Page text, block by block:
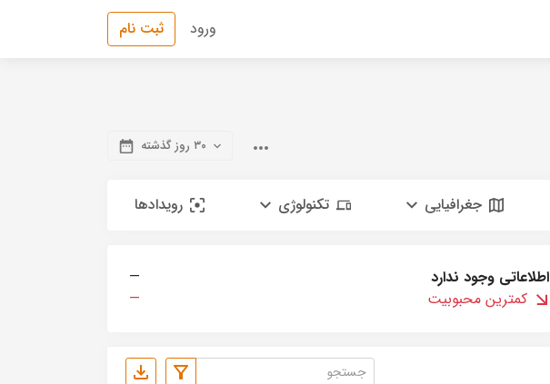
ورود ثبت نام
۳۰ روز گذشته
جغرافیایی تکنولوژی رویدادها
اطلاعاتی وجود ندارد
—
کمترین محبوبیت
—